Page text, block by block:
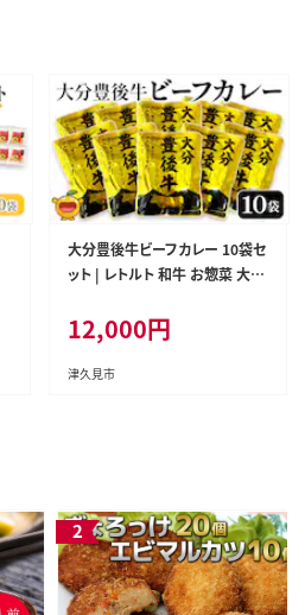
大分豊後牛ビーフカレー 10袋セ
ット | レトルト 和牛 お惣菜 大分
12,000円
津久見市